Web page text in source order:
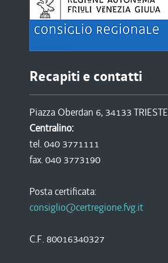
Recapiti e contatti
Piazza Oberdan 6, 34133 TRIESTE
Centralino:
tel. 040 3771111
fax. 040 3773190
Posta certificata:
consiglio@certregione.fvg.it
C.F. 80016340327